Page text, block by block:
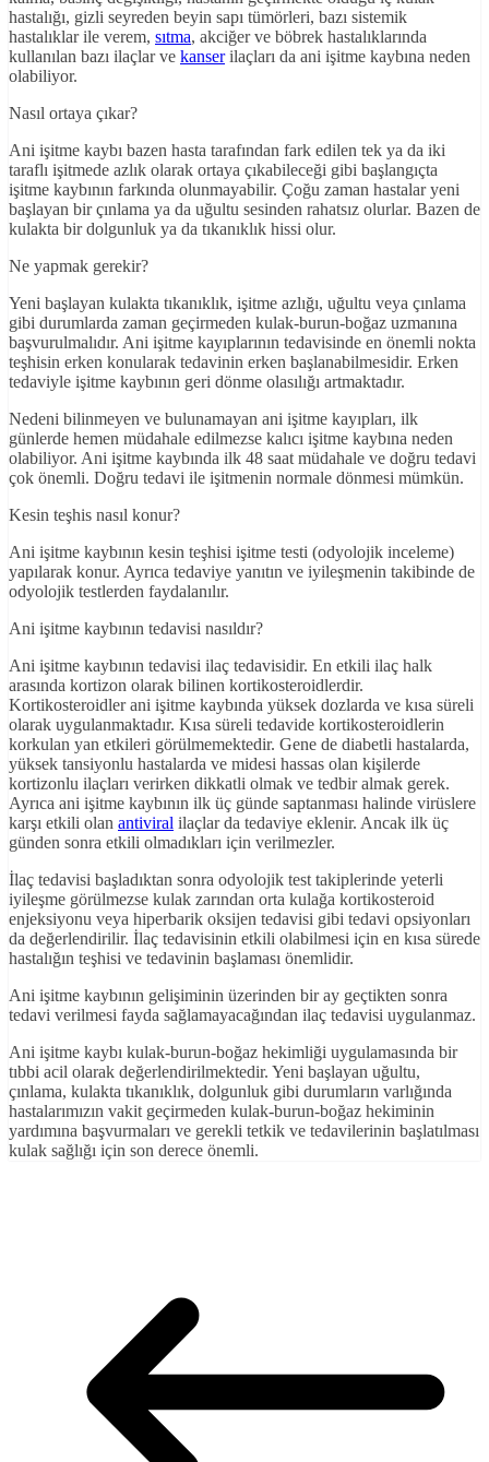
hastalığı, gizli seyreden beyin sapı tümörleri, bazı sistemik
hastalıklar ile verem, sıtma, akciğer ve böbrek hastalıklarında
kullanılan bazı ilaçlar ve kanserilaçları da ani işitme kaybına neden
olabiliyor.
Nasıl ortaya çıkar?
Ani işitme kaybı bazen hasta tarafından fark edilen tek ya da iki
taraflı işitmede azlık olarak ortaya çıkabileceği gibi başlangıçta
işitme kaybının farkında olunmayabilir. Çoğu zaman hastalar yeni
başlayan bir çınlama ya da uğultu sesinden rahatsız olurlar. Bazen de
kulakta bir dolgunluk ya da tıkanıklık hissi olur.
Ne yapmak gerekir?
Yeni başlayan kulakta tıkanıklık, işitme azlığı, uğultu veya çınlama
gibi durumlarda zaman geçirmeden kulak-burun-boğaz uzmanına
başvurulmalıdır. Ani işitme kayıplarının tedavisinde en önemli nokta
teşhisin erken konularak tedavinin erken başlanabilmesidir. Erken
tedaviyle işitme kaybının geri dönme olasılığı artmaktadır.
Nedeni bilinmeyen ve bulunamayan ani işitme kayıpları, ilk
günlerde hemen müdahale edilmezse kalıcı işitme kaybına neden
olabiliyor. Ani işitme kaybında ilk 48 saat müdahale ve doğru tedavi
çok önemli. Doğru tedavi ile işitmenin normale dönmesi mümkün.
Kesin teşhis nasıl konur?
Ani işitme kaybının kesin teşhisi işitme testi (odyolojik inceleme)
yapılarak konur. Ayrıca tedaviye yanıtın ve iyileşmenin takibinde de
odyolojik testlerden faydalanılır.
Ani işitme kaybının tedavisi nasıldır?
Ani işitme kaybının tedavisi ilaç tedavisidir. En etkili ilaç halk
arasında kortizon olarak bilinen kortikosteroidlerdir.
Kortikosteroidler ani işitme kaybında yüksek dozlarda ve kısa süreli
olarak uygulanmaktadır. Kısa süreli tedavide kortikosteroidlerin
korkulan yan etkileri görülmemektedir. Gene de diabetli hastalarda,
yüksek tansiyonlu hastalarda ve midesi hassas olan kişilerde
kortizonlu ilaçları verirken dikkatli olmak ve tedbir almak gerek.
Ayrıca ani işitme kaybının ilk üç günde saptanması halinde virüslere
karşı etkili olan antiviral ilaçlar da tedaviye eklenir. Ancak ilk üç
günden sonra etkili olmadıkları için verilmezler.
İlaç tedavisi başladıktan sonra odyolojik test takiplerinde yeterli
iyileşme görülmezse kulak zarından orta kulağa kortikosteroid
enjeksiyonu veya hiperbarik oksijen tedavisi gibi tedavi opsiyonları
da değerlendirilir. İlaç tedavisinin etkili olabilmesi için en kısa sürede
hastalığın teşhisi ve tedavinin başlaması önemlidir.
Ani işitme kaybının gelişiminin üzerinden bir ay geçtikten sonra
tedavi verilmesi fayda sağlamayacağından ilaç tedavisi uygulanmaz.
Ani işitme kaybı kulak-burun-boğaz hekimliği uygulamasında bir
tıbbi acil olarak değerlendirilmektedir. Yeni başlayan uğultu,
çınlama, kulakta tıkanıklık, dolgunluk gibi durumların varlığında
hastalarımızın vakit geçirmeden kulak-burun-boğaz hekiminin
yardımına başvurmaları ve gerekli tetkik ve tedavilerinin başlatılması
kulak sağlığı için son derece önemli.